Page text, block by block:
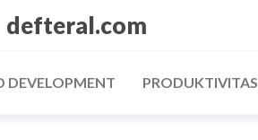
defteral.com
DEVELOPMENT PRODUKTIVITAS